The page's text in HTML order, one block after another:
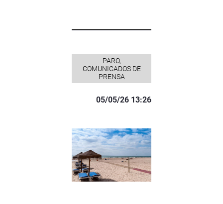
PARO,
COMUNICADOS DE
PRENSA
05/05/26 13:26